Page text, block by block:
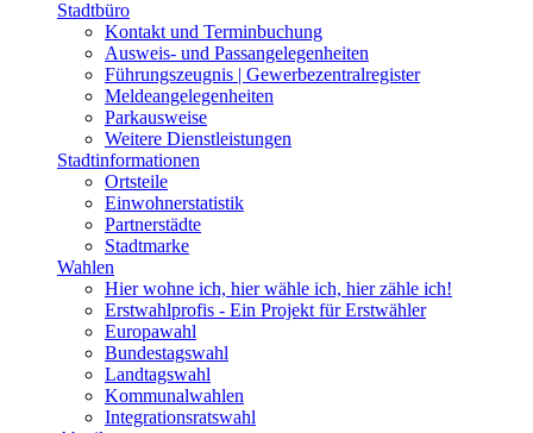
Stadtbüro
Kontakt und Terminbuchung
Ausweis- und Passangelegenheiten
Führungszeugnis | Gewerbezentralregister
Meldeangelegenheiten
Parkausweise
Weitere Dienstleistungen
Stadtinformationen
Ortsteile
Einwohnerstatistik
Partnerstädte
Stadtmarke
Wahlen
Hier wohne ich, hier wähle ich, hier zähle ich!
Erstwahlprofis - Ein Projekt für Erstwähler
Europawahl
Bundestagswahl
Landtagswahl
Kommunalwahlen
Integrationsratswahl